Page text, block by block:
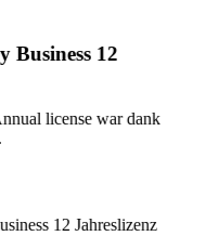
12
license war dank
12 Jahreslizenz